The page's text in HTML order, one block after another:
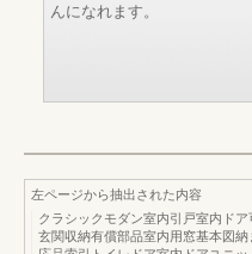
んになれます。
左ページから抽出された内容
クラシックモダン室内引戸室内ド
玄関収納有償部品室内用窓基本図